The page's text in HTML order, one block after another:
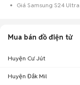
Giá Samsung S24 Ultra
Mua bán đồ điện tử
Huyện Cư Jút
Huyện Đắk Mil